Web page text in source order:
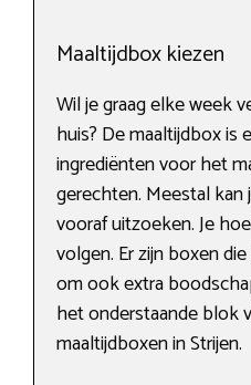
Maaltijdbox kiezen
Wil je graag elke week
huis? De maaltijdbox is
ingrediënten voor het
gerechten. Meestal
vooraf uitzoeken. Je
volgen. Er zijn boxen
om ook extra
het onderstaande blok
maaltijdboxen in Strijen.